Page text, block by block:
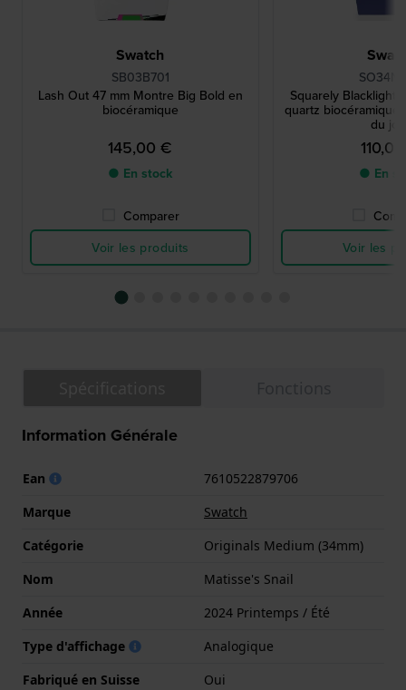
Swatch
SB03B701
Lash Out 47 mm Montre Big Bold en
biocéramique
145,00 €
● En stock
Comparer
Voir les produits
Squarely Blacklight
quartz biocéramique
du
● En
Voir les
Information Générale
Ean
7610522879706
Marque
Swatch
Catégorie
Originals Medium (34mm)
Nom
Matisse's Snail
Année
2024 Printemps / Été
Type d'affichage
Analogique
Fabriqué en Suisse
Oui